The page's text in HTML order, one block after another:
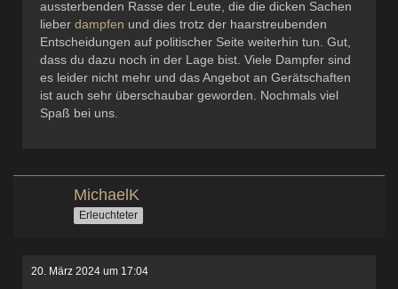
aussterbenden Rasse der Leute, die die dicken Sachen
lieber dampfen und dies trotz der haarstreubenden
Entscheidungen auf politischer Seite weiterhin tun. Gut,
dass du dazu noch in der Lage bist. Viele Dampfer sind
es leider nicht mehr und das Angebot an Gerätschaften
ist auch sehr überschaubar geworden. Nochmals viel
Spaß bei uns.
MichaelK
Erleuchteter
20. März 2024 um 17:04